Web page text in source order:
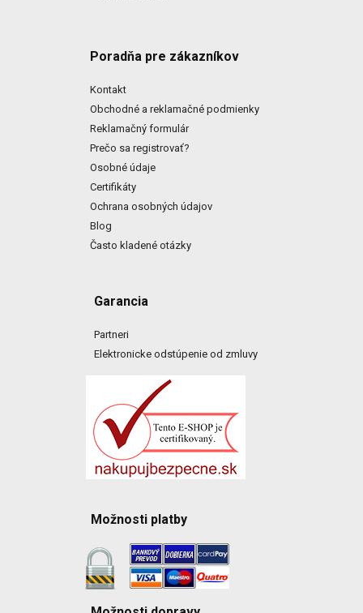
Poradňa pre zákazníkov
Kontakt
Obchodné a reklamačné podmienky
Reklamačný formulár
Prečo sa registrovať?
Osobné údaje
Certifikáty
Ochrana osobných údajov
Blog
Často kladené otázky
Garancia
Partneri
Elektronicke odstúpenie od zmluvy
Možnosti platby